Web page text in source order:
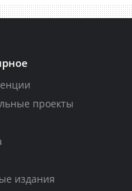
проекты
издания